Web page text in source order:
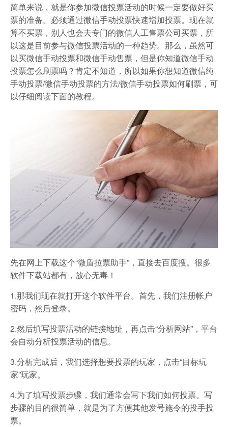
简单来说，就是你参加微信投票活动的时候一定要做好买
票的准备。必须通过微信手动投票快速增加投票。现在就
算不买票，别人也会去专门的微信人工售票公司买票，所
以这是目前参与微信投票活动的一种趋势。那么，虽然可
以买微信手动投票和微信手动售票，但是你知道微信手动
投票怎么刷票吗？肯定不知道，所以如果你想知道微信纯
手动投票/微信手动投票的方法/微信手动投票如何刷票，可
以仔细阅读下面的教程。
先在网上下载这个“微盾拉票助手”，直接去百度搜。很多
软件下载站都有，放心无毒！
1.那我们现在就打开这个软件平台。首先，我们注册帐户
密码，然后登录。
2.然后填写投票活动的链接地址，再点击“分析网站”，平台
会自动分析投票活动的信息。
3.分析完成后，我们选择想要投票的玩家，点击“目标玩
家”玩家。
4.为了填写投票步骤，我们通常会写下我们如何投票。写
步骤的目的很简单，就是为了方便其他发号施令的投手投
票。